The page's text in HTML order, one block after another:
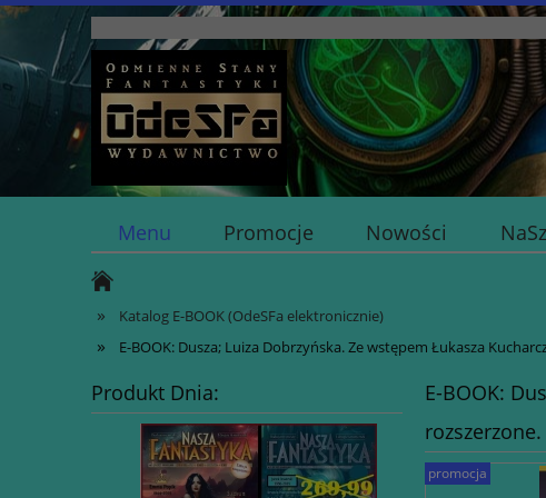
Menu Promocje Nowości
» Katalog E-BOOK (OdeSFa elektronicznie)
» E-BOOK: Dusza; Luiza Dobrzyńska. Ze wstępem Łukasza
Produkt Dnia:
E-BOOK:
promocja